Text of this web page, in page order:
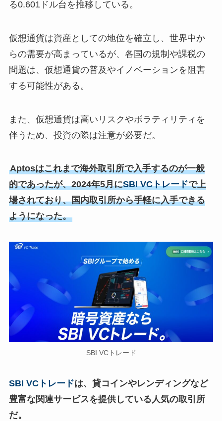
る0.601ドル台を推移している。
仮想通貨は資産としての地位を確立し、世界中か
らの需要が高まっているが、各国の規制や課税の
問題は、仮想通貨の普及やイノベーションを阻害
する可能性がある。
また、仮想通貨は高いリスクやボラティリティを
伴うため、投資の際は注意が必要だ。
Aptosはこれまで海外取引所で入手するのが一般
的であったが、2024年5月にSBI VCトレードで上
場されており、国内取引所から手軽に入手できる
ようになった。
SBI VCトレード
SBI VCトレードは、貸コインやレンディングなど
豊富な関連サービスを提供している人気の取引所
だ。